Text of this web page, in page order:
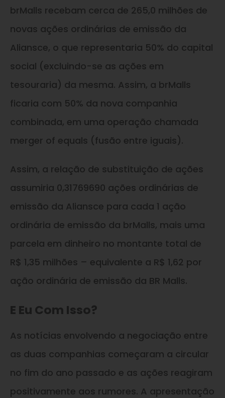
brMalls recebam cerca de 265,0 milhões de
novas ações ordinárias de emissão da
Aliansce, o que representaria 50% do capital
social (excluindo-se as ações em
tesouraria) da mesma. Assim, a brMalls
ficaria com 50% da nova companhia
combinada, em uma operação chamada
merger of equals (fusão entre iguais).
Assim, a relação de substituição de ações
assumiria 0,31769690 ações ordinárias de
emissão da Aliansce para cada 1 ação
ordinária de emissão da brMalls, mais uma
parcela em dinheiro no montante total de
R$ 1,35 milhões – equivalente a R$ 1,62 por
ação ordinária de emissão da BR Malls.
E Eu Com Isso?
As notícias envolvendo a negociação entre
as duas companhias começaram a circular
no fim do ano passado e as ações reagiram
positivamente aos rumores. A apresentação